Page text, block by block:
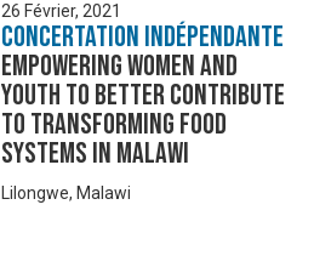
26 Février, 2021
Concertation Indépendante
Empowering women and
youth to better contribute
to transforming food
systems in Malawi
Lilongwe, Malawi